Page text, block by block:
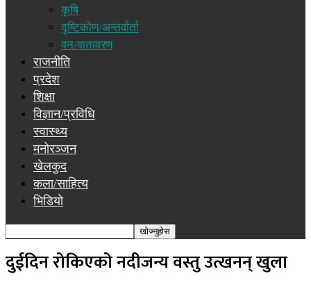
कृषि
दृष्टिकोण/अन्तर्वार्ता
वन/वातावरण
राजनीति
प्रदेश
शिक्षा
विज्ञान/प्रविधि
स्वास्थ्य
मनोरञ्जन
खेलकुद
कला/साहित्य
भिडियो
दुईदिन रोकिएको नदीजन्य वस्तु उत्खनन् खुला